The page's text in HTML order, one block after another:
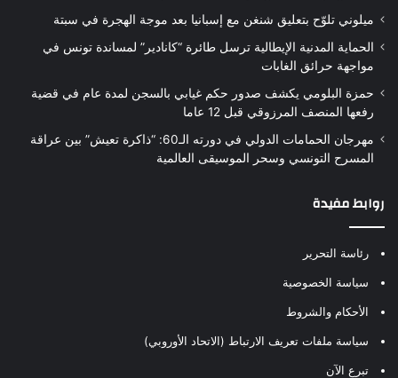
ميلوني تلوّح بتعليق شنغن مع إسبانيا بعد موجة الهجرة في سبتة
الحماية المدنية الإيطالية ترسل طائرة “كانادير” لمساندة تونس في
مواجهة حرائق الغابات
حمزة البلومي يكشف صدور حكم غيابي بالسجن لمدة عام في قضية
رفعها المنصف المرزوقي قبل 12 عاما
مهرجان الحمامات الدولي في دورته الـ60: “ذاكرة تعيش” بين عراقة
المسرح التونسي وسحر الموسيقى العالمية
روابط مفيدة
رئاسة التحرير
سياسة الخصوصية
الأحكام والشروط
سياسة ملفات تعريف الارتباط (الاتحاد الأوروبي)
تبرع الآن